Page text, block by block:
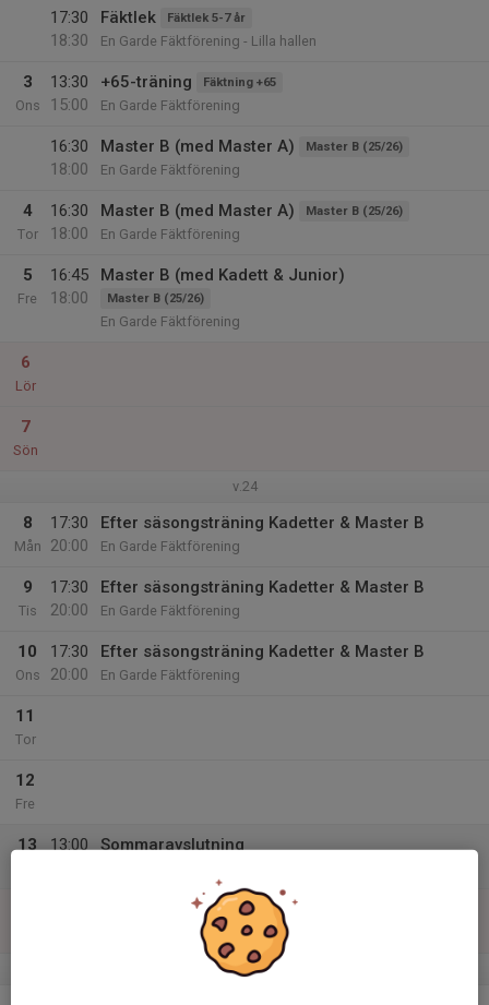
17:30
18:30
Fäktlek Fäktlek 5-7 år
En Garde Fäktförening - Lilla hallen
3
Ons
13:30
15:00
+65-träning Fäktning +65
En Garde Fäktförening
16:30
18:00
Master B (med Master A) Master B (25/26)
En Garde Fäktförening
4
Tor
16:30
18:00
Master B (med Master A) Master B (25/26)
En Garde Fäktförening
5
Fre
16:45
18:00
Master B (med Kadett & Junior)
Master B (25/26)
En Garde Fäktförening
6
Lör
7
Sön
v.24
8
Mån
17:30
20:00
Efter säsongsträning Kadetter & Master B
En Garde Fäktförening
9
Tis
17:30
20:00
Efter säsongsträning Kadetter & Master B
En Garde Fäktförening
10
Ons
17:30
20:00
Efter säsongsträning Kadetter & Master B
En Garde Fäktförening
11
Tor
12
Fre
13
13:00
Sommaravslutning
v.25